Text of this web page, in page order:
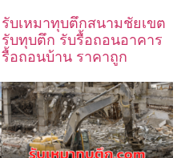
รับเหมาทุบตึกสนามชัยเขต
รับทุบตึก รับรื้อถอนอาคาร
รื้อถอนบ้าน ราคาถูก